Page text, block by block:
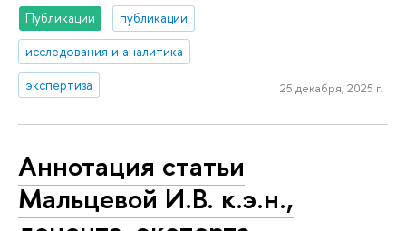
Публикации
публикации
исследования и аналитика
экспертиза
25 декабря, 2025 г.
Аннотация статьи
Мальцевой И.В. к.э.н.,